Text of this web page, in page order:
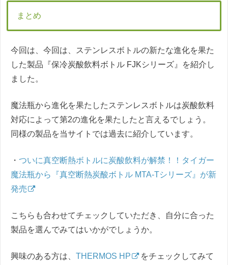
まとめ
今回は、今回は、ステンレスボトルの新たな進化を果た
した製品『保冷炭酸飲料ボトル FJKシリーズ』を紹介し
ました。
魔法瓶から進化を果たしたステンレスボトルは炭酸飲料
対応によって第2の進化を果たしたと言えるでしょう。
同様の製品を当サイトでは過去に紹介しています。
・ ついに真空断熱ボトルに炭酸飲料が解禁！！タイガー
魔法瓶から『真空断熱炭酸ボトル MTA-Tシリーズ』が新
発売
こちらも合わせてチェックしていただき、自分に合った
製品を選んでみてはいかがでしょうか。
興味のある方は、 THERMOS HP
をチェックしてみて